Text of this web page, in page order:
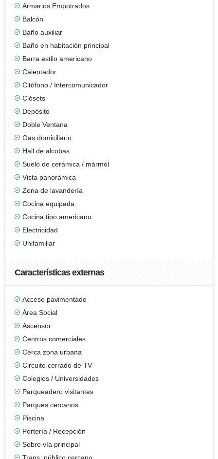
Armarios Empotrados
Balcón
Baño auxiliar
Baño en habitación principal
Barra estilo americano
Calentador
Citófono / Intercomunicador
Clósets
Depósito
Doble Ventana
Gas domiciliario
Hall de alcobas
Suelo de cerámica / mármol
Vista panorámica
Zona de lavandería
Cocina equipada
Cocina tipo americano
Electricidad
Unifamiliar
Características externas
Acceso pavimentado
Área Social
Ascensor
Centros comerciales
Cerca zona urbana
Circuito cerrado de TV
Colegios / Universidades
Parqueadero visitantes
Parques cercanos
Piscina
Portería / Recepción
Sobre vía principal
Trans. público cercano